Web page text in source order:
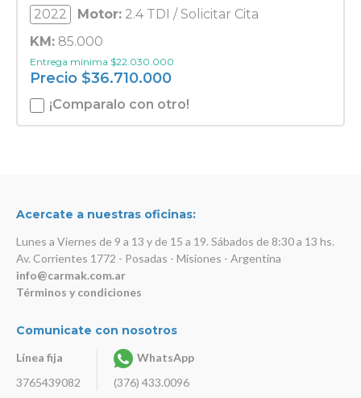
2022 Motor: 2.4 TDI / Solicitar Cita
KM: 85.000
Entrega mínima $22.030.000
Precio $36.710.000
¡Comparalo con otro!
Acercate a nuestras oficinas:
Lunes a Viernes de 9 a 13 y de 15 a 19. Sábados de 8:30 a 13 hs.
Av. Corrientes 1772 - Posadas - Misiones - Argentina
info@carmak.com.ar
Términos y condiciones
Comunicate con nosotros
Línea fija
3765439082
WhatsApp
(376) 433.0096